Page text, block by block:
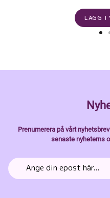
LÄGG I
Prenumerera på vårt
senaste nyheterns